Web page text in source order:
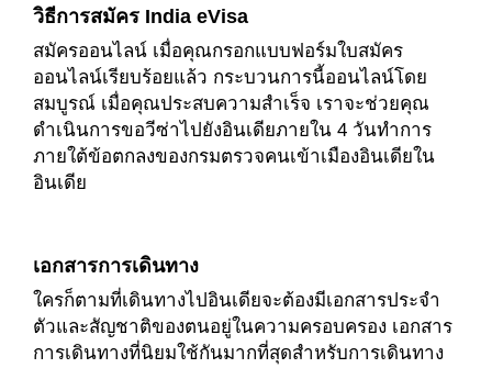
วิธีการสมัคร India eVisa
สมัครออนไลน์ เมื่อคุณกรอกแบบฟอร์มใบสมัคร
ออนไลน์เรียบร้อยแล้ว กระบวนการนี้ออนไลน์โดย
สมบูรณ์ เมื่อคุณประสบความสำเร็จ เราจะช่วยคุณ
ดำเนินการขอวีซ่าไปยังอินเดียภายใน 4 วันทำการ
ภายใต้ข้อตกลงของกรมตรวจคนเข้าเมืองอินเดียใน
อินเดีย
เอกสารการเดินทาง
ใครก็ตามที่เดินทางไปอินเดียจะต้องมีเอกสารประจำ
ตัวและสัญชาติของตนอยู่ในความครอบครอง เอกสาร
การเดินทางที่นิยมใช้กันมากที่สุดสำหรับการเดินทาง